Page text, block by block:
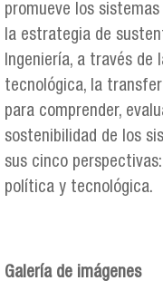
promueve los
la estrategia de
Ingeniería, a través
tecnológica, la
para comprender,
sostenibilidad de los
sus cinco
política y tecnológica.
Galería de imágenes